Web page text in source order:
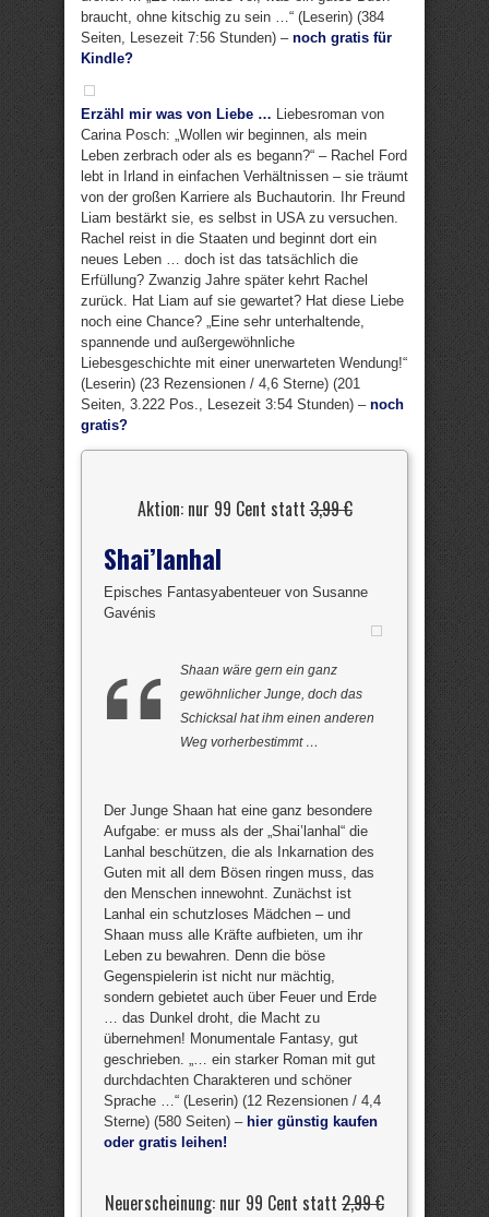
braucht, ohne kitschig zu sein …“ (Leserin) (384
Seiten, Lesezeit 7:56 Stunden) – noch gratis für
Kindle?
Erzähl mir was von Liebe … Liebesroman von
Carina Posch: „Wollen wir beginnen, als mein
Leben zerbrach oder als es begann?“ – Rachel Ford
lebt in Irland in einfachen Verhältnissen – sie träumt
von der großen Karriere als Buchautorin. Ihr Freund
Liam bestärkt sie, es selbst in USA zu versuchen.
Rachel reist in die Staaten und beginnt dort ein
neues Leben … doch ist das tatsächlich die
Erfüllung? Zwanzig Jahre später kehrt Rachel
zurück. Hat Liam auf sie gewartet? Hat diese Liebe
noch eine Chance? „Eine sehr unterhaltende,
spannende und außergewöhnliche
Liebesgeschichte mit einer unerwarteten Wendung!“
(Leserin) (23 Rezensionen / 4,6 Sterne) (201
Seiten, 3.222 Pos., Lesezeit 3:54 Stunden) – noch
gratis?
Aktion: nur 99 Cent statt3,99 €
Shai’lanhal
Episches Fantasyabenteuer von Susanne
Gavénis
Shaan wäre gern ein ganz
gewöhnlicher Junge, doch das
Schicksal hat ihm einen anderen
Weg vorherbestimmt …
Der Junge Shaan hat eine ganz besondere
Aufgabe: er muss als der „Shai’lanhal“ die
Lanhal beschützen, die als Inkarnation des
Guten mit all dem Bösen ringen muss, das
den Menschen innewohnt. Zunächst ist
Lanhal ein schutzloses Mädchen – und
Shaan muss alle Kräfte aufbieten, um ihr
Leben zu bewahren. Denn die böse
Gegenspielerin ist nicht nur mächtig,
sondern gebietet auch über Feuer und Erde
… das Dunkel droht, die Macht zu
übernehmen! Monumentale Fantasy, gut
geschrieben. „… ein starker Roman mit gut
durchdachten Charakteren und schöner
Sprache …“ (Leserin) (12 Rezensionen / 4,4
Sterne) (580 Seiten) – hier günstig kaufen
oder gratis leihen!
Neuerscheinung: nur 99 Cent statt 2,99 €